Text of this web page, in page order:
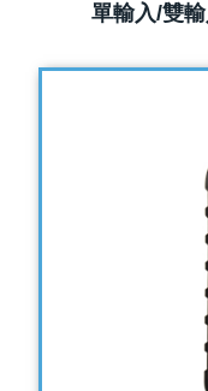
單輸入/雙